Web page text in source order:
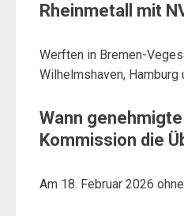
Rheinmetall mit
Werften in Bremen-
Wilhelmshaven, Hamburg
Wann genehmigte
Kommission die
Am 18. Februar 2026